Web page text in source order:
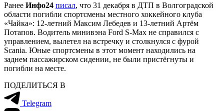
Ранее Инфо24 писал, что 31 декабря в ДТП в Волгоградской
области погибли спортсмены местного хоккейного клуба
«Чайка»: 12-летний Максим Лебедев и 13-летний Артём
Потапов. Водитель минивэна Ford S-Max не справился с
управлением, вылетел на встречку и столкнулся с фурой
Scania. Юные спортсмены в этот момент находились на
заднем пассажирском сидении, не были пристёгнуты и
погибли на месте.
ПОДЕЛИТЬСЯ В
Telegram